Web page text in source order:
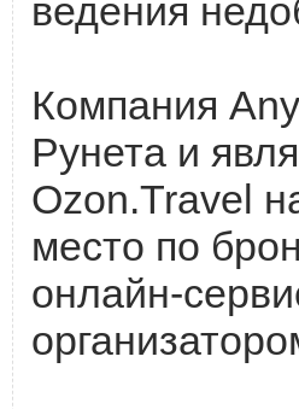
ведения
Компания
Рунета и
Ozon.Travel
место по
онлайн-